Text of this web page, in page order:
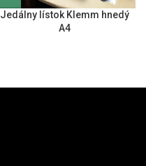
Jedálny lístok Klemm hnedý
A4